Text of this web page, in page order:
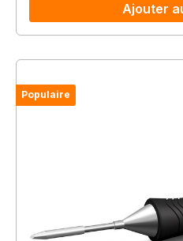
Ajouter
Populaire